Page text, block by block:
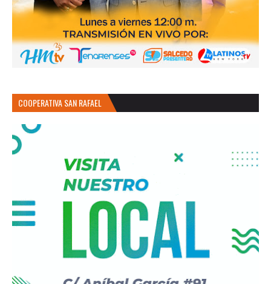
COOPERATIVA SAN RAFAEL